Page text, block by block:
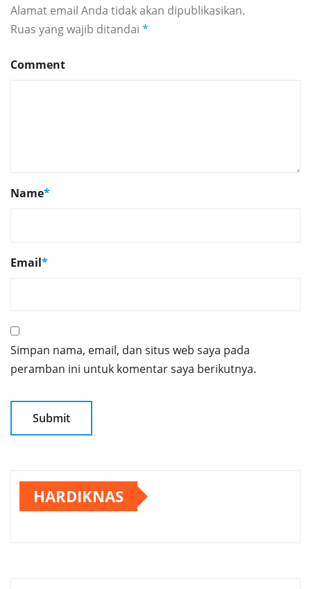
Alamat email Anda tidak akan dipublikasikan.
Ruas yang wajib ditandai *
Comment
Name*
Email*
Simpan nama, email, dan situs web saya pada
peramban ini untuk komentar saya berikutnya.
HARDIKNAS